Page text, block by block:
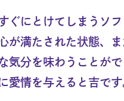
ぐにとけてしまうソ
が満たされた状態、
気分を味わうことが
愛情を与えると吉です